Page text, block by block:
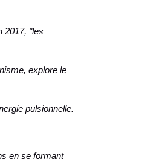
2017, "les
explore le
pulsionnelle.
en se formant